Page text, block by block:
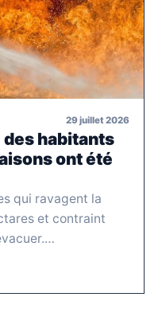
29 juillet 2026
habitants
ont été
qui ravagent la
et contraint